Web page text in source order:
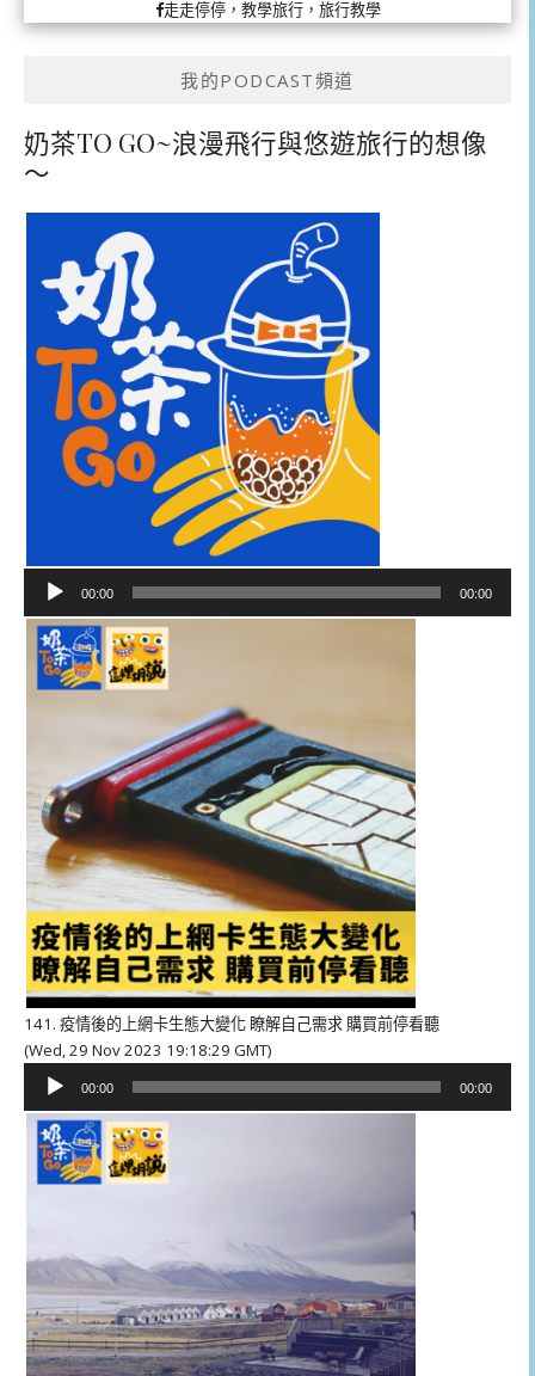
走走停停，教學旅行，旅行教學
我的PODCAST頻道
奶茶TO GO~浪漫飛行與悠遊旅行的想像
～
播
器
00:00 00:00
141. 疫情後的上網卡生態大變化 瞭解自己需求 購買前停看聽
(Wed, 29 Nov 2023 19:18:29 GMT)
播
器
00:00 00:00